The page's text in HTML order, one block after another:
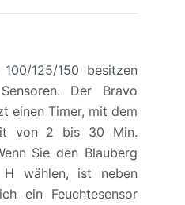
125/150 besitzen
Der Bravo
einen Timer, mit dem
von 2 bis 30 Min.
Sie den Blauberg
H wählen, ist neben
ein Feuchtesensor